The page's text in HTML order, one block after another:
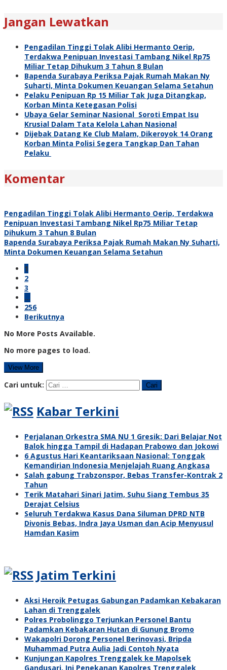
Jangan Lewatkan
Pengadilan Tinggi Tolak Alibi Hermanto Oerip,
Terdakwa Penipuan Investasi Tambang Nikel Rp75
Miliar Tetap Dihukum 3 Tahun 8 Bulan
Bapenda Surabaya Periksa Pajak Rumah Makan Ny
Suharti, Minta Dokumen Keuangan Selama Setahun
Pelaku Penipuan Rp 15 Miliar Tak Juga Ditangkap,
Korban Minta Ketegasan Polisi
Ubaya Gelar Seminar Nasional Soroti Empat Isu
Krusial Dalam Tata Kelola Lahan Nasional
Dijebak Datang Ke Club Malam, Dikeroyok 14 Orang
Korban Minta Polisi Segera Tangkap Dan Tahan
Pelaku
Komentar
Pengadilan Tinggi Tolak Alibi Hermanto Oerip, Terdakwa
Penipuan Investasi Tambang Nikel Rp75 Miliar Tetap
Dihukum 3 Tahun 8 Bulan
Bapenda Surabaya Periksa Pajak Rumah Makan Ny Suharti,
Minta Dokumen Keuangan Selama Setahun
1
2
3
…
256
Berikutnya
No More Posts Available.
No more pages to load.
View More
Cari untuk:
Kabar Terkini
Perjalanan Orkestra SMA NU 1 Gresik: Dari Belajar Not
Balok hingga Tampil di Hadapan Prabowo dan Jokowi
6 Agustus Hari Keantariksaan Nasional: Tonggak
Kemandirian Indonesia Menjelajah Ruang Angkasa
Salah gabung Trabzonspor, Bebas Transfer-Kontrak 2
Tahun
Terik Matahari Sinari Jatim, Suhu Siang Tembus 35
Derajat Celsius
Seluruh Terdakwa Kasus Dana Siluman DPRD NTB
Divonis Bebas, Indra Jaya Usman dan Acip Menyusul
Hamdan Kasim
Jatim Terkini
Aksi Heroik Petugas Gabungan Padamkan Kebakaran
Lahan di Trenggalek
Polres Probolinggo Terjunkan Personel Bantu
Padamkan Kebakaran Hutan di Gunung Bromo
Wakapolri Dorong Personel Berinovasi, Bripda
Muhammad Putra Aulia Jadi Contoh Nyata
Kunjungan Kapolres Trenggalek ke Mapolsek
Gandusari, Ini Penekanan Kapolres Trenggalek